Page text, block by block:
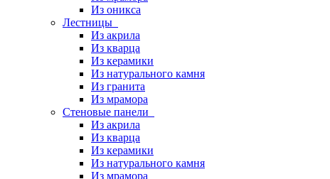
Из оникса
Лестницы
Из акрила
Из кварца
Из керамики
Из натурального камня
Из гранита
Из мрамора
Стеновые панели
Из акрила
Из кварца
Из керамики
Из натурального камня
Из мрамора